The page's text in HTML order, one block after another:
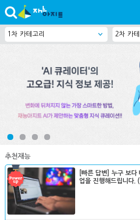
추천재능
[빠른 답변] 누구 보다
업을 진행해드립니다.